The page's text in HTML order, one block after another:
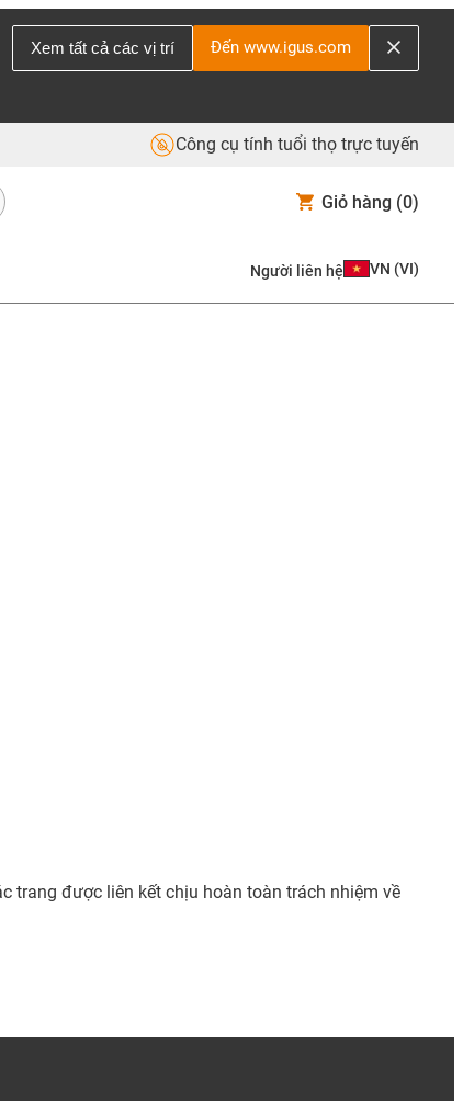
Xem tất cả các vị trí Đến www.igus.com
Công cụ tính tuổi thọ trực tuyến
Giỏ hàng (0)
Người liên hệ VN (VI)
trang được liên kết chịu hoàn toàn trách nhiệm về